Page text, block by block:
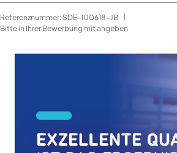
Referenznummer: SDE-100618-JB
Bitte in Ihrer Bewerbung mit angeben